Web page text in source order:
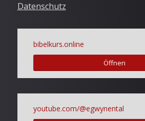
Datenschutz
bibelkurs.online
Öffnen
youtube.com/@egwynental